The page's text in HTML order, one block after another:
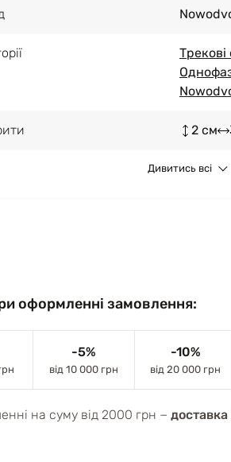
2 см
Дивитись всі
оформленні замовлення:
-5%
від 10 000 грн
-10%
від 20 000 грн
на суму від 2000 грн −